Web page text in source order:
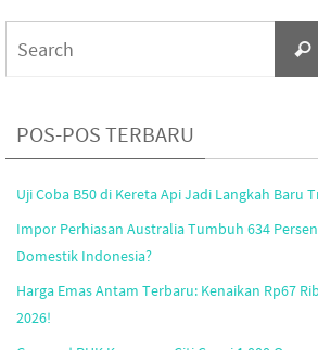
POS-POS TERBARU
Uji Coba B50 di Kereta Api Jadi Langkah Baru
Impor Perhiasan Australia Tumbuh 634
Domestik Indonesia?
Harga Emas Antam Terbaru: Kenaikan Rp67
2026!